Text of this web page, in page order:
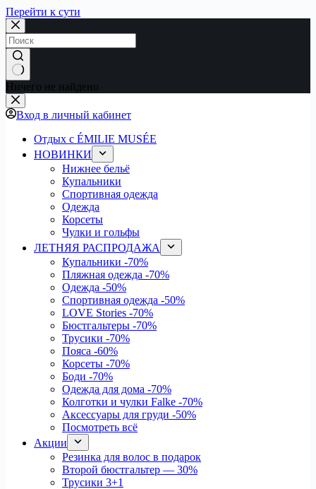
Перейти к сути
Ничего не найдено
Вход в личный кабинет
Отдых с ÉMILIE MUSÉE
НОВИНКИ
Нижнее бельё
Купальники
Спортивная одежда
Одежда
Корсеты
Чулки и гольфы
ЛЕТНЯЯ РАСПРОДАЖА
Купальники -70%
Пляжная одежда -70%
Одежда -50%
Спортивная одежда -50%
LOVE Stories -70%
Бюстгальтеры -70%
Трусики -70%
Пояса -60%
Корсеты -70%
Боди -70%
Одежда для дома -70%
Колготки и чулки Falke -70%
Аксессуары для груди -50%
Посмотреть всё
Акции
Резинка для волос в подарок
Второй бюстгальтер — 30%
Трусики 3+1